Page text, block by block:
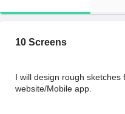
10 Screens
I will design rough
website/Mobile app.